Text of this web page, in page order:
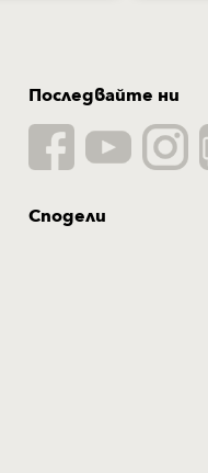
Последвайте ни
Сподели